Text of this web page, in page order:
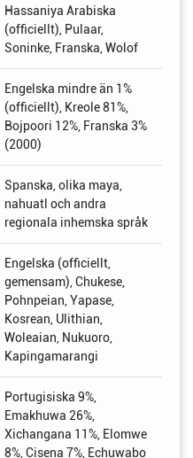
Hassaniya Arabiska
(officiellt), Pulaar,
Soninke, Franska, Wolof
Engelska mindre än 1%
(officiellt), Kreole 81%,
Bojpoori 12%, Franska 3%
(2000)
Spanska, olika maya,
nahuatl och andra
regionala inhemska språk
Engelska (officiellt,
gemensam), Chukese,
Pohnpeian, Yapase,
Kosrean, Ulithian,
Woleaian, Nukuoro,
Kapingamarangi
Portugisiska 9%,
Emakhuwa 26%,
Xichangana 11%, Elomwe
8%, Cisena 7%, Echuwabo